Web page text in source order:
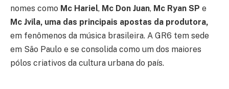
nomes como Mc Hariel, Mc Don Juan, Mc Ryan SP e
Mc Jvila, uma das principais apostas da produtora,
em fenômenos da música brasileira. A GR6 tem sede
em São Paulo e se consolida como um dos maiores
pólos criativos da cultura urbana do país.